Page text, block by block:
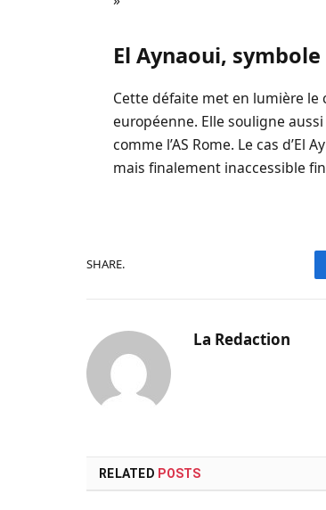
El Aynaoui,
Cette défaite met en lumière le
européenne. Elle souligne
comme l’AS Rome. Le cas
mais finalement inaccessible
SHARE.
La Redaction
RELATED POSTS